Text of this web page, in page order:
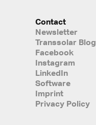
Contact
Newsletter
Transsolar Blog
Facebook
Instagram
LinkedIn
Software
Imprint
Privacy Policy